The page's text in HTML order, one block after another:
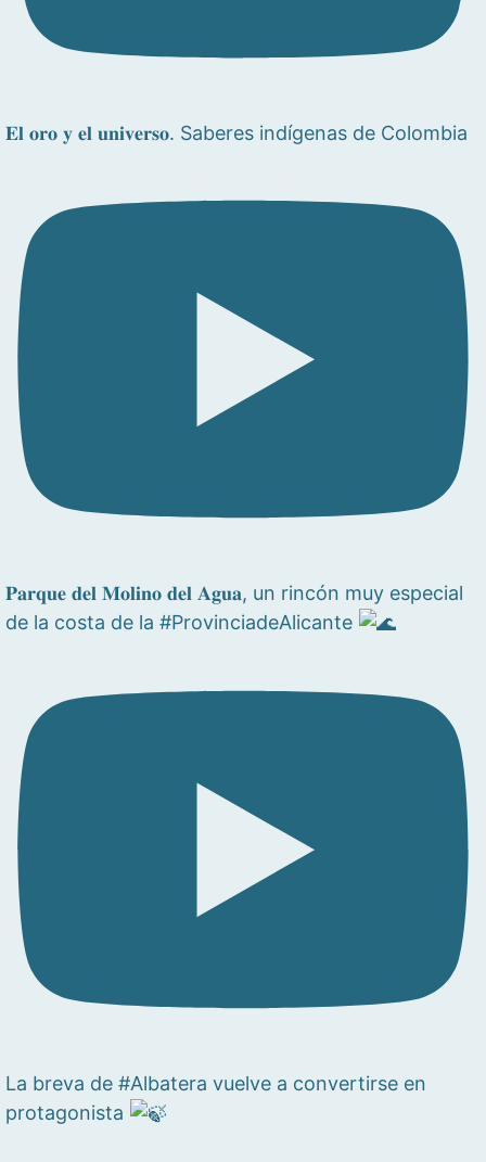
𝐄𝐥 𝐨𝐫𝐨 𝐲 𝐞𝐥 𝐮𝐧𝐢𝐯𝐞𝐫𝐬𝐨. Saberes indígenas de Colombia
𝐏𝐚𝐫𝐪𝐮𝐞 𝐝𝐞𝐥 𝐌𝐨𝐥𝐢𝐧𝐨 𝐝𝐞𝐥 𝐀𝐠𝐮𝐚, un rincón muy especial
de la costa de la #ProvinciadeAlicante
La breva de #Albatera vuelve a convertirse en
protagonista